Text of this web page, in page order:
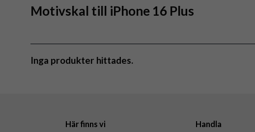
Motivskal till iPhone 16 Plus
Inga produkter hittades.
Här finns vi Handla